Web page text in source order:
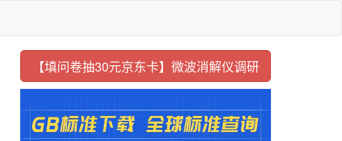
【填问卷抽30元京东卡】 微波消解仪调研